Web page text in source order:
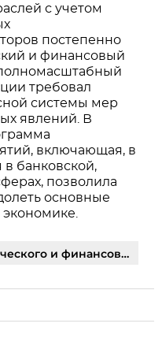
с учетом
постепенно
и финансовый
требовал
системы мер
явлений. В
включающая, в
банковской,
позволила
основные
кризиса Швеции | PDF